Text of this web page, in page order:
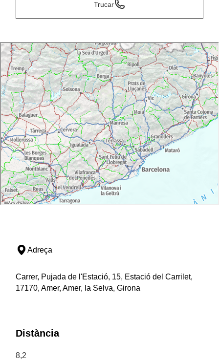
Trucar
Adreça
Carrer, Pujada de l'Estació, 15, Estació del Carrilet,
17170, Amer, Amer, la Selva, Girona
Distància
8,2